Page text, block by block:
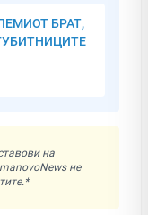
БРАТ,
на
не